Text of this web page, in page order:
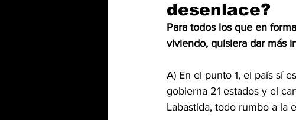
desenlace?
Para todos los que en
viviendo, quisiera dar más
A) En el punto 1, el país sí
gobierna 21 estados y el
Labastida, todo rumbo a la